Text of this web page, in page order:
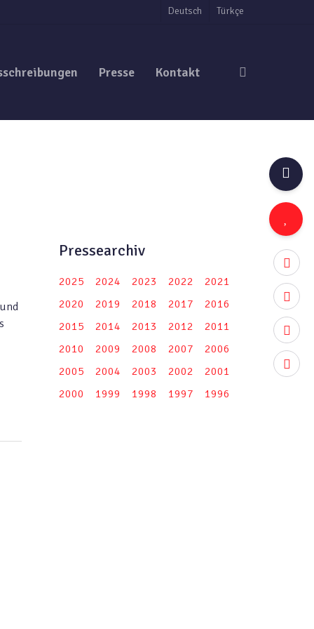
twitter
Deutsch Türkçe
Presse Kontakt
Pressearchiv
2025 2024 2023 2022
2021
2020
2019 2018 2017
2016
2015
2014 2013 2012
2011
2010
2009 2008 2007
2006
2005
2004 2003 2002
2001
2000
1999 1998 1997 1996